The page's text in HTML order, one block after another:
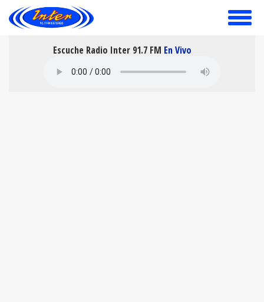
toggle
Escuche Radio Inter 91.7 FM En Vivo